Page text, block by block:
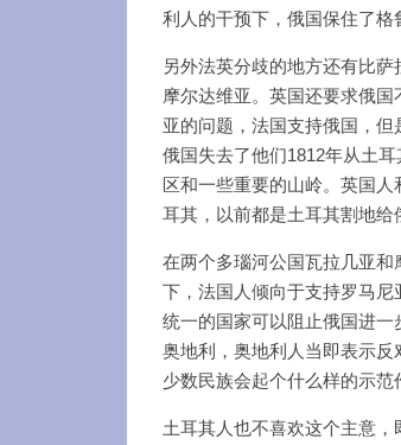
利人的干预下，俄国保住了格
另外法英分歧的地方还有比
摩尔达维亚。英国还要求俄
亚的问题，法国支持俄国，
俄国失去了他们1812年从土
区和一些重要的山岭。英国
耳其，以前都是土耳其割地给
在两个多瑙河公国瓦拉几亚
下，法国人倾向于支持罗马
统一的国家可以阻止俄国进
奥地利，奥地利人当即表示
少数民族会起个什么样的示
土耳其人也不喜欢这个主意